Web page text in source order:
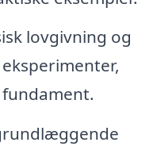
lovgivning og